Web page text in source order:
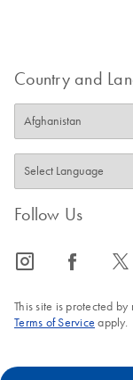
Country and
Follow Us
icon_0065_instagram-s icon_0064_facebook-s icon_0340_cc_gen_x-s
This site is protected
Terms of Service apply.